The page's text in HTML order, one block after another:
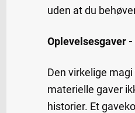
uden at du
Oplevelsesgaver
Den virkelige
materielle gaver
historier. Et